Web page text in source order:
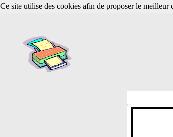
Ce site utilise des cookies afin de proposer le